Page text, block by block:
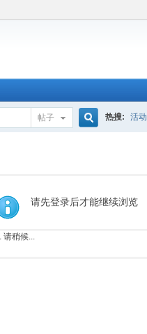
帖子
索
热搜: 活动
请先登录后才能继续浏览
请稍候...